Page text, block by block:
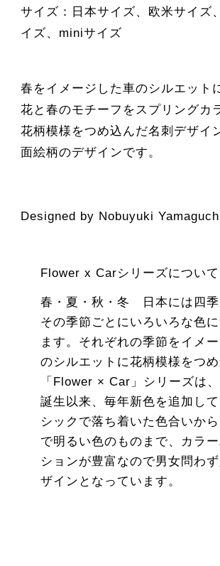
サイズ：日本サイズ、欧米サイズ
イズ、miniサイズ
春をイメージした車のシルエット
花と春のモチーフをスプリングカ
花柄模様をつめ込んだ名刺デザイ
面絵柄のデザインです。
Designed by Nobuyuki
Flower x Carシリーズについて
春・夏・秋・冬 日本には四季
その季節ごとにいろいろな色
ます。それぞれの季節をイメ
のシルエットに花柄模様をつ
「Flower × Car」シリーズは
誕生以来、毎年新色を追加して
シックで落ち着いた色合いか
で明るい色のものまで、カラ
ションが豊富なので男女問わ
ザインとなっています。